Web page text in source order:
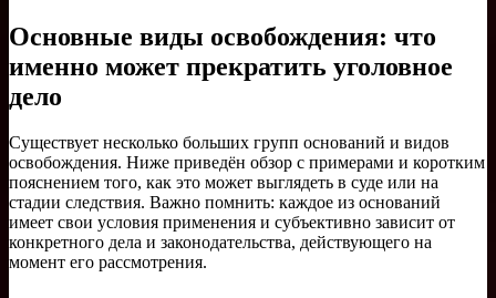
Основные виды освобождения: что
именно может прекратить уголовное
дело
Существует несколько больших групп оснований и видов
освобождения. Ниже приведён обзор с примерами и коротким
пояснением того, как это может выглядеть в суде или на
стадии следствия. Важно помнить: каждое из оснований
имеет свои условия применения и субъективно зависит от
конкретного дела и законодательства, действующего на
момент его рассмотрения.